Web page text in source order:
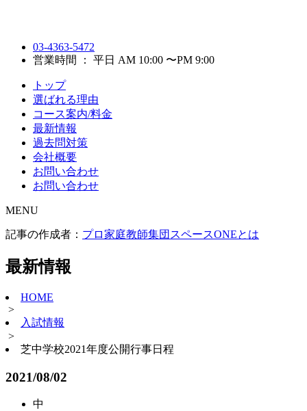
03-4363-5472
営業時間 ： 平日 AM 10:00 〜PM 9:00
トップ
選ばれる理由
コース案内/料金
最新情報
過去問対策
会社概要
お問い合わせ
お問い合わせ
MENU
記事の作成者： プロ家庭教師集団スペースONEとは
最新情報
HOME
>
入試情報
>
芝中学校2021年度公開行事日程
2021/08/02
中